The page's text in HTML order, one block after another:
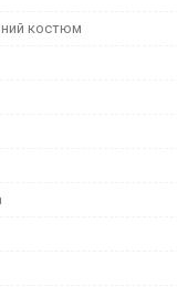
костюм